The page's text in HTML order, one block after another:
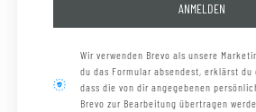
ANMELDEN
Wir verwenden Brevo als unsere
du das Formular absendest, erklärst
dass die von dir angegebenen
Brevo zur Bearbeitung übertragen